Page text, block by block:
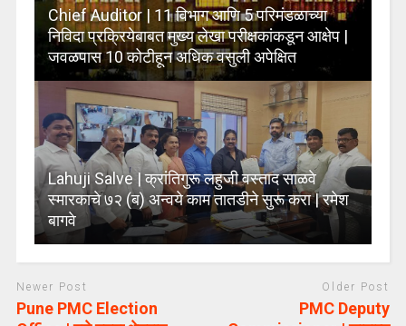
Chief Auditor | 11 विभाग आणि 5 परिमंडळाच्या
निविदा प्रक्रियेबाबत मुख्य लेखा परीक्षकांकडून आक्षेप |
जवळपास 10 कोटीहून अधिक वसुली अपेक्षित
Lahuji Salve | क्रांतिगुरू लहुजी वस्ताद साळवे
स्मारकाचे ७२ (ब) अन्वये काम तातडीने सुरू करा | रमेश
बागवे
Newer Post
Pune PMC Election
Older Post
PMC Deputy